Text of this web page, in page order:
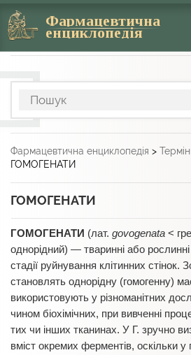
Фармацевтична
енциклопедія
Фармацевтична енциклопедія >
ГОМОГЕНАТИ
ГОМОГЕНАТИ
ГОМОГЕНАТИ (лат. govogenata <
однорідний) — тваринні або
стадії руйнування клітинних стінок.
становлять однорідну (гомогенну)
використовують у різноманітних
чином біохімічних, при вивченні
тих чи інших тканинах. У Г. зручно
вміст окремих ферментів, оскільки у